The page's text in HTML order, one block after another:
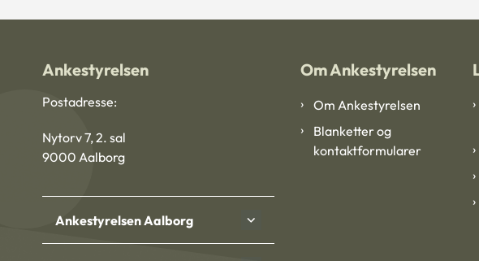
Ankestyrelsen
Postadresse:
Nytorv 7, 2. sal
9000 Aalborg
Ankestyrelsen Aalborg
Om Ankestyrelsen
Om Ankestyrelsen
Blanketter og
kontaktformularer